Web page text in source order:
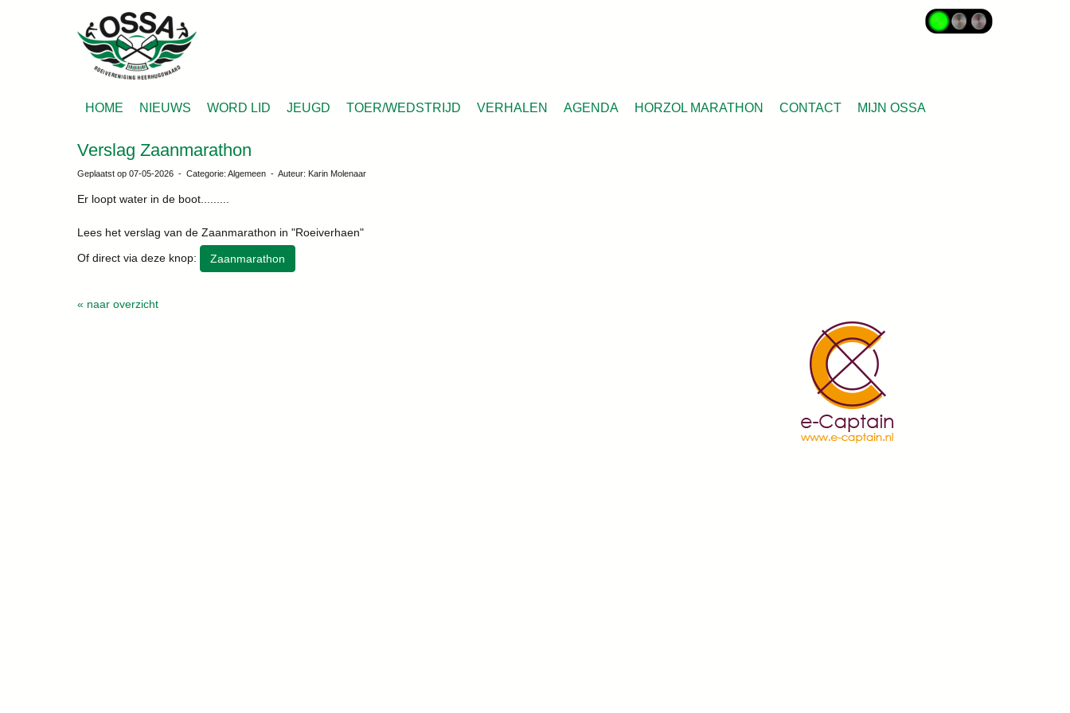
HOME NIEUWS WORD LID JEUGD TOER/WEDSTRIJD VERHALEN AGENDA HORZOL MARATHON CONTACT MIJN OSSA
Verslag Zaanmarathon
Geplaatst op 07-05-2026 - Categorie: Algemeen - Auteur: Karin Molenaar
Er loopt water in de boot.........
Lees het verslag van de Zaanmarathon in "Roeiverhaen"
Of direct via deze knop:
Zaanmarathon
« naar overzicht